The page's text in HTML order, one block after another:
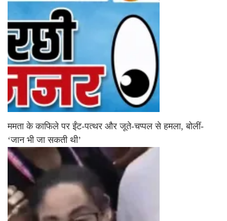
ममता के काफिले पर ईंट-पत्थर और जूते-चप्पल से हमला, बोलीं-
‘जान भी जा सकती थी’